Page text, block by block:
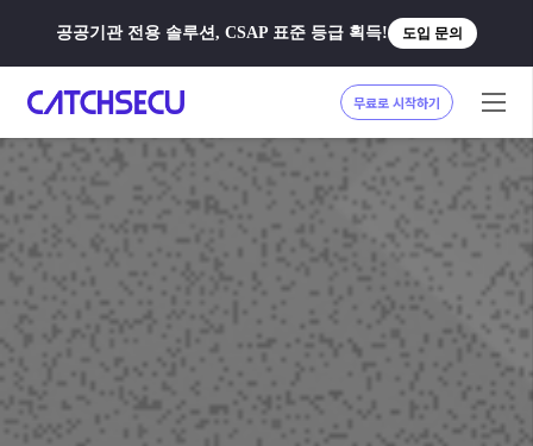
공공기관 전용 솔루션, CSAP 표준 등급 획득! 도입 문의
무료로 시작하기